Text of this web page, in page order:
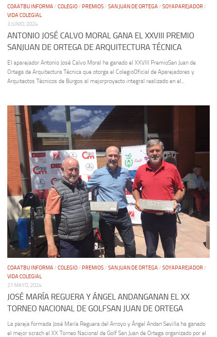
COAATBU INFORMA/ COLEGIO/ PREMIOS/ SAN JUAN DE ORTEGA/ SOYAPAREJADOR/
VIDA COLEGIAL
3 JUNIO, 2024
ANTONIO JOSÉ CALVO MORAL GANA EL XXVIII PREMIO
SANJUAN DE ORTEGA DE ARQUITECTURA TÉCNICA
El aparejador Antonio José Calvo Moral ha ganado el XXVIII PremioSan Juan de
Ortega de Arquitectura Técnica que otorga el ColegioOficial de Aparejadores y
Arquitectos Técnicos de Burgos al mejorproyecto integral realizado en el...
COAATBU INFORMA/ COLEGIO/ PREMIOS/ SAN JUAN DE ORTEGA/ SOYAPAREJADOR/
VIDA COLEGIAL
27 MAYO, 2024
JOSÉ MARÍA REGUERA Y ÁNGEL ANDANGANAN EL XX
TORNEO NACIONAL DE GOLFSAN JUAN DE ORTEGA
La pareja formada José María Reguera del Arroyo y Ángel Andan Sevilla ha ganado
el mejor scrach el XX Torneo Nacional de Golf San Juan de Ortega organizado por el